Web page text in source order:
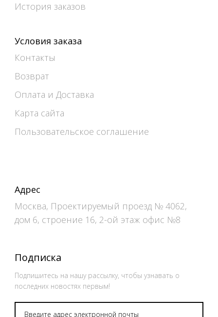
История заказов
Условия заказа
Контакты
Возврат
Оплата и Доставка
Карта сайта
Пользовательское соглашение
Адрес
Москва, Проектируемый проезд № 4062,
дом 6, строение 16, 2-ой этаж офис №8
Подписка
Подпишитесь на нашу рассылку, чтобы узнавать о
последних новостях первым!